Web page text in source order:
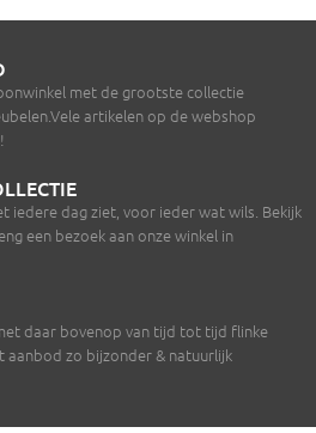
met de grootste collectie
artikelen op de webshop
iedere dag ziet, voor ieder wat wils. Bekijk
een bezoek aan onze winkel in
daar bovenop van tijd tot tijd flinke
aanbod zo bijzonder & natuurlijk